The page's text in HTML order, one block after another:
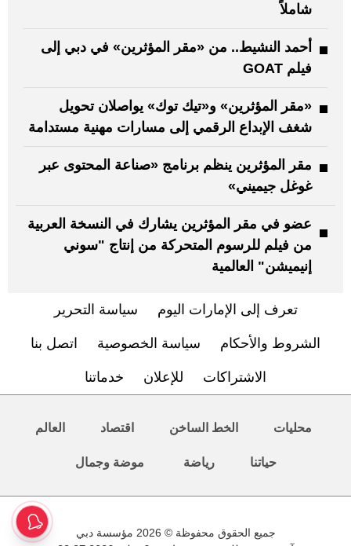
شاملاً
أحمد النشيط.. من «مقر المؤثرين» في دبي إلى
فيلم GOAT
«مقر المؤثرين» و«تيك توك» يواصلان تحويل
شغف الإبداع الرقمي إلى مسارات مهنية مستدامة
مقر المؤثرين ينظم برنامج «صناعة المحتوى عبر
غوغل جيميني»
عضو في مقر المؤثرين يشارك في النسخة العربية
من فيلم للرسوم المتحركة من إنتاج "سوني
إنيميشن" العالمية
تعرف إلى الإمارات اليوم سياسة التحرير
الشروط والأحكام سياسة الخصوصية اتصل بنا
الاشتراكات للإعلان خدماتنا
محليات الخط الساخن اقتصاد العالم
حياتنا رياضة موضة وجمال
جميع الحقوق محفوظة © 2026 مؤسسة دبي